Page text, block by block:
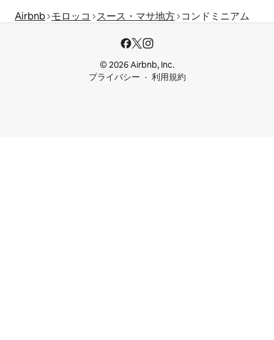
Airbnb モロッコ スース・マサ地方 コンドミニアム
© 2026 Airbnb, Inc.
プライバシー
利用規約